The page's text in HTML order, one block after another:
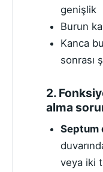
genişlik
Burun
Kanca
sonrası
2.
alma
Septum
veya iki